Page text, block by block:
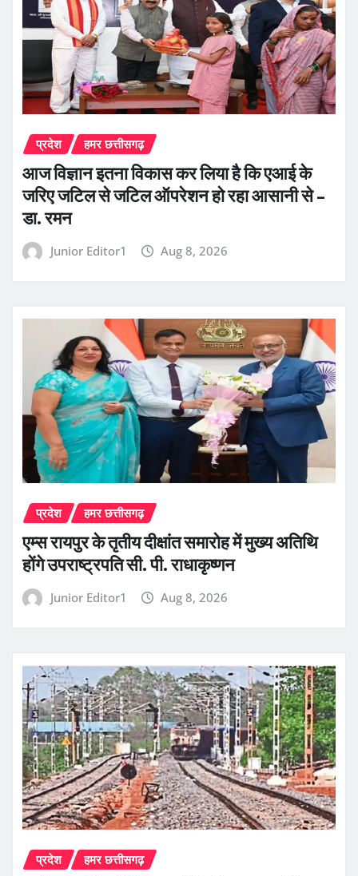
प्रदेश हमर छत्तीसगढ़
आज विज्ञान इतना विकास कर लिया है कि एआई के
जरिए जटिल से जटिल ऑपरेशन हो रहा आसानी से –
डा. रमन
Junior Editor1 Aug 8, 2026
प्रदेश हमर छत्तीसगढ़
एम्स रायपुर के तृतीय दीक्षांत समारोह में मुख्य अतिथि
होंगे उपराष्ट्रपति सी. पी. राधाकृष्णन
Junior Editor1 Aug 8, 2026
प्रदेश हमर छत्तीसगढ़